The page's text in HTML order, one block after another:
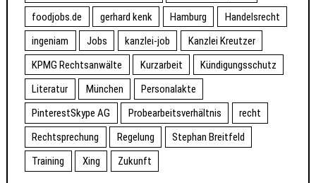
foodjobs.de
gerhard kenk Hamburg
Handelsrecht
ingeniam
Jobs kanzlei-job
Kanzlei Kreutzer
KPMG Rechtsanwälte
Kurzarbeit
Kündigungsschutz
Literatur
München
Personalakte
PinterestSkype AG
Probearbeitsverhältnis
recht
Rechtsprechung
Regelung
Stephan Breitfeld
Training
Xing Zukunft